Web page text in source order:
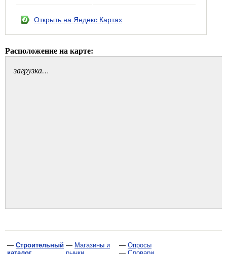
Открыть на Яндекс.Картах
Расположение на карте:
загрузка…
— Строительный — Магазины и
— Опросы